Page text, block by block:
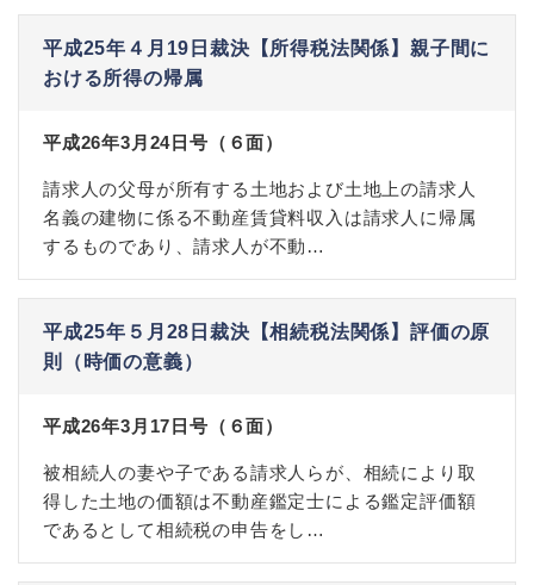
平成25年４月19日裁決【所得税法関係】親子間に
おける所得の帰属
平成26年3月24日号（６面）
請求人の父母が所有する土地および土地上の請求人
名義の建物に係る不動産賃貸料収入は請求人に帰属
するものであり、請求人が不動…
平成25年５月28日裁決【相続税法関係】評価の原
則（時価の意義）
平成26年3月17日号（６面）
被相続人の妻や子である請求人らが、相続により取
得した土地の価額は不動産鑑定士による鑑定評価額
であるとして相続税の申告をし…